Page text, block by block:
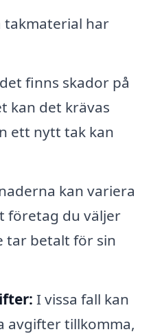
takmaterial har
finns skador på
kan det krävas
ett nytt tak kan
kan variera
företag du väljer
tar betalt för sin
I vissa fall kan
avgifter tillkomma,